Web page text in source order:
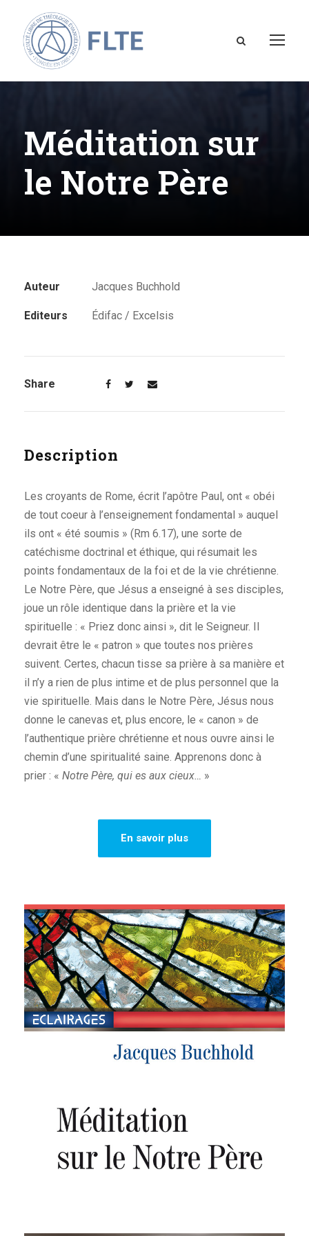
Méditation sur
le Notre Père
Auteur Jacques Buchhold
Editeurs Édifac / Excelsis
Share
Description
Les croyants de Rome, écrit l’apôtre Paul, ont « obéi
de tout coeur à l’enseignement fondamental » auquel
ils ont « été soumis » (Rm 6.17), une sorte de
catéchisme doctrinal et éthique, qui résumait les
points fondamentaux de la foi et de la vie chrétienne.
Le Notre Père, que Jésus a enseigné à ses disciples,
joue un rôle identique dans la prière et la vie
spirituelle : « Priez donc ainsi », dit le Seigneur. Il
devrait être le « patron » que toutes nos prières
suivent. Certes, chacun tisse sa prière à sa manière et
il n’y a rien de plus intime et de plus personnel que la
vie spirituelle. Mais dans le Notre Père, Jésus nous
donne le canevas et, plus encore, le « canon » de
l’authentique prière chrétienne et nous ouvre ainsi le
chemin d’une spiritualité saine. Apprenons donc à
prier : « Notre Père, qui es aux cieux… »
En savoir plus